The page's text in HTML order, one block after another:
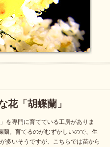
花「胡蝶蘭」
を専門に育てている工房がありま
。育てるのがむずかしいので、生
多いそうですが、こちらでは苗から